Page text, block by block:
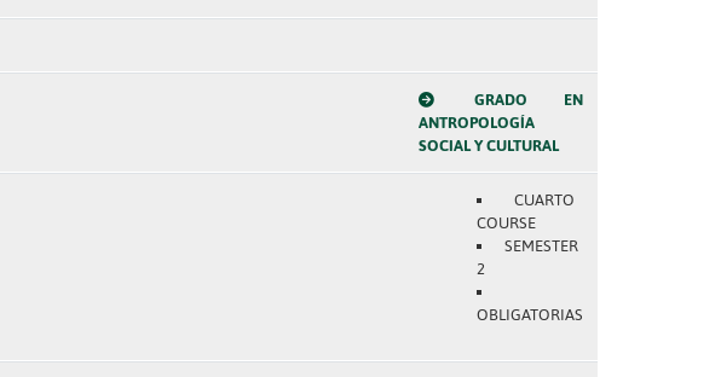
GRADO EN
ANTROPOLOGÍA
SOCIAL Y CULTURAL
CUARTO
COURSE
SEMESTER
2
OBLIGATORIAS